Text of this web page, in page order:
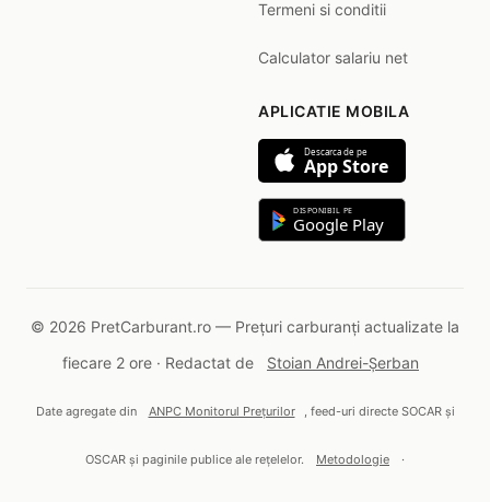
Termeni si conditii
Calculator salariu net
APLICATIE MOBILA
Descarca de pe
App Store
DISPONIBIL PE
Google Play
© 2026 PretCarburant.ro — Prețuri carburanți actualizate la
fiecare 2 ore · Redactat de
Stoian Andrei-Șerban
Date agregate din ANPC Monitorul Prețurilor , feed-uri directe SOCAR și
OSCAR și paginile publice ale rețelelor. Metodologie ·